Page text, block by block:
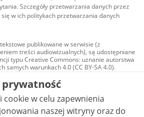
Szczegóły przetwarzania danych przez
w ich politykach przetwarzania danych
publikowane w serwisie (z
treści audiowizualnych), są udostępniane
typu Creative Commons: uznanie autorstwa
samych warunkach 4.0 (CC BY-SA 4.0).
audiowizualne, w tym zdjęcia, materiały
są udostępniane na licencji typu
Commons: uznanie autorstwa użycie
- bez utworów zależnych 4.0 (CC BY-
4.0), o ile nie jest to stwierdzone inaczej.
prywatność
w celu zapewnienia
naszej witryny oraz do